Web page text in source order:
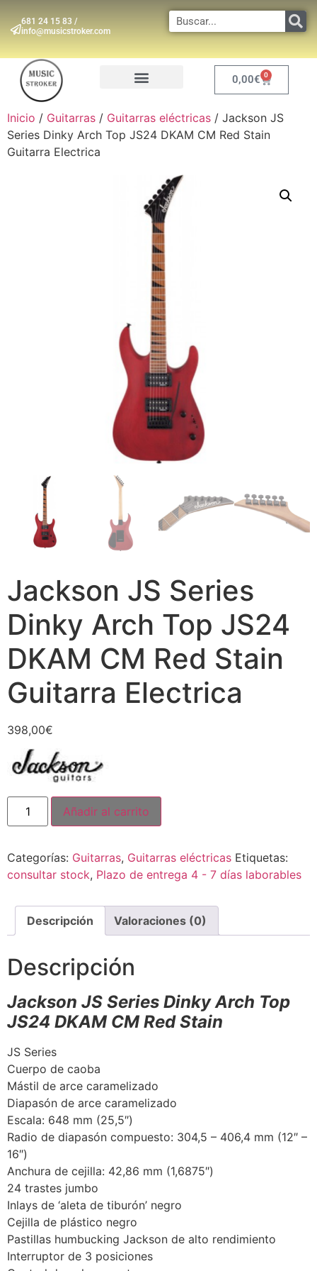
681 24 15 83 /
info@musicstroker.com
0,00€ 0
Inicio / Guitarras / Guitarras eléctricas / Jackson JS
Series Dinky Arch Top JS24 DKAM CM Red Stain
Guitarra Electrica
Jackson JS Series
Dinky Arch Top JS24
DKAM CM Red Stain
Guitarra Electrica
398,00€
Añadir al carrito
Categorías: Guitarras, Guitarras eléctricas Etiquetas:
consultar stock, Plazo de entrega 4 - 7 días laborables
Descripción Valoraciones (0)
Descripción
Jackson JS Series Dinky Arch Top
JS24 DKAM CM Red Stain
JS Series
Cuerpo de caoba
Mástil de arce caramelizado
Diapasón de arce caramelizado
Escala: 648 mm (25,5″)
Radio de diapasón compuesto: 304,5 – 406,4 mm (12″ –
16″)
Anchura de cejilla: 42,86 mm (1,6875″)
24 trastes jumbo
Inlays de ‘aleta de tiburón’ negro
Cejilla de plástico negro
Pastillas humbucking Jackson de alto rendimiento
Interruptor de 3 posiciones